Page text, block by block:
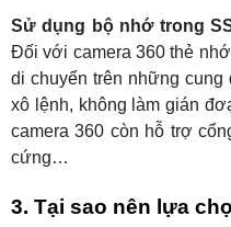
Sử dụng bộ nhớ trong
Đối với camera 360 thẻ
di chuyển trên những
xô lệnh, không làm gián
camera 360 còn hỗ trợ
cứng…
3. Tại sao nên lựa